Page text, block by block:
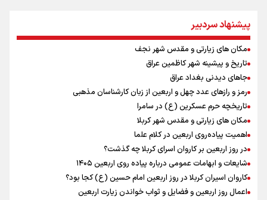
وزیر ورزش و جوانان ایران از مرکز ملی جودوی جمهوری آذربایجان بازدید
کرد
افزایش تعداد قربانیان تیراندازی در مدرسه تایلندی
بازدید وزیر ورزش ایران از مجموعه ملی تیراندازی باکو یکی از مجهزترین
مراکز تیراندازی منطقه
موسی جنپو، بازیکن فصل گذشته استقلال به پانتولیکوس یونان پیوست
دانیال شه‌بخش: اردوی ازبکستان کیفیت فنی تیم ملی را بالا برد/ برای
مدال ناگویا باید قهرمانان جهان و المپیک را شکست دهیم
ادعای ترامپ: جنگ بزودی پایان می‌یابد/تامین برخی مهمات «محدودتر»
شده است
ورزشکاران سنگنوردی
یمن، ایستاده در برابر تحریم و تجاوز
علیرضا نصیری وزنه‌برداری ایرانی دسته ۱۱۰ کیلوگرم : امیدوارم با
خوشرنگ‌ترین مدال‌ها به ایران برگردیم
پیشنهاد سردبیر
مکان های زیارتی و مقدس شهر نجف
تاریخ و پیشینه شهر کاظمین عراق
جاهای دیدنی بغداد عراق
رمز و رازهای عدد چهل و اربعین از زبان کارشناسان مذهبی
تاریخچه حرم عسکرین (ع) در سامرا
مکان های زیارتی و مقدس شهر کربلا
اهمیت پیاده‌روی اربعین در کلام علما
در روز اربعین بر کاروان اسرای کربلا چه گذشت؟
شایعات و ابهامات عمومی درباره پیاده روی اربعین ۱۴۰۵
کاروان اسیران کربلا در روز اربعین امام حسین (ع) کجا بود؟
اعمال روز اربعین و فضایل و ثواب خواندن زیارت اربعین